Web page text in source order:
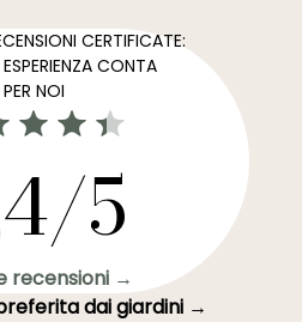
CERTIFICATE:
CONTA
PER NOI
5
recensioni →
dai giardini →